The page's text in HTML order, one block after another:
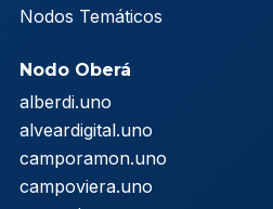
Nodos Temáticos
Nodo Oberá
alberdi.uno
alveardigital.uno
camporamon.uno
campoviera.uno